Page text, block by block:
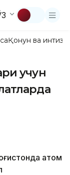
Қонун ва
учун
атом